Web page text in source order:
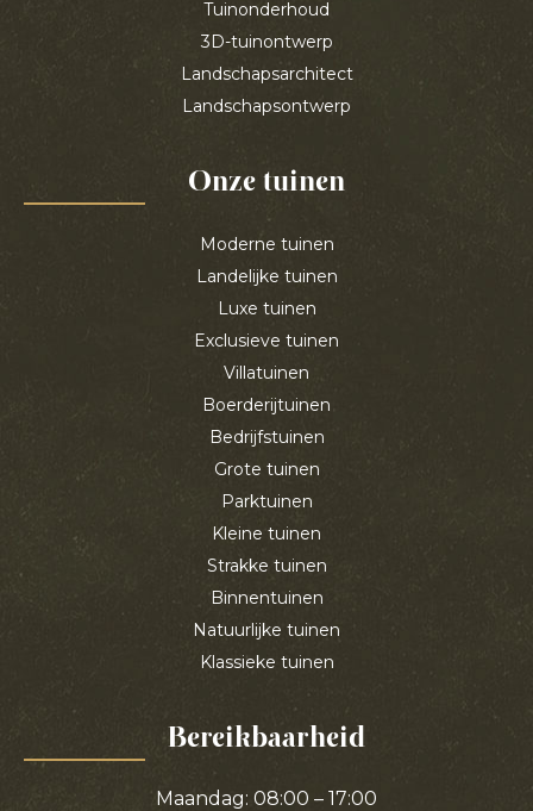
Tuinonderhoud
3D-tuinontwerp
Landschapsarchitect
Landschapsontwerp
Onze tuinen
Moderne tuinen
Landelijke tuinen
Luxe tuinen
Exclusieve tuinen
Villatuinen
Boerderijtuinen
Bedrijfstuinen
Grote tuinen
Parktuinen
Kleine tuinen
Strakke tuinen
Binnentuinen
Natuurlijke tuinen
Klassieke tuinen
Bereikbaarheid
Maandag: 08:00 – 17:00